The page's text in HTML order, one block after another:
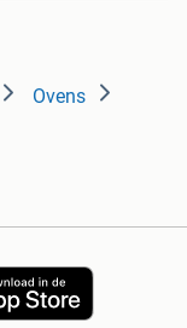
Ovens